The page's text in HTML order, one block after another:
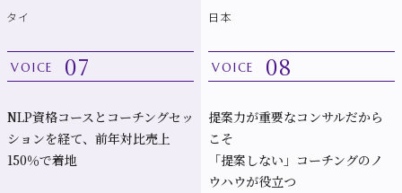
タイ
日本
VOICE 07
NLP資格コースとコーチングセッ
ションを経て、前年対比売上
150％で着地
VOICE 08
提案力が重要なコンサルだから
こそ
「提案しない」コーチングのノ
ウハウが役立つ